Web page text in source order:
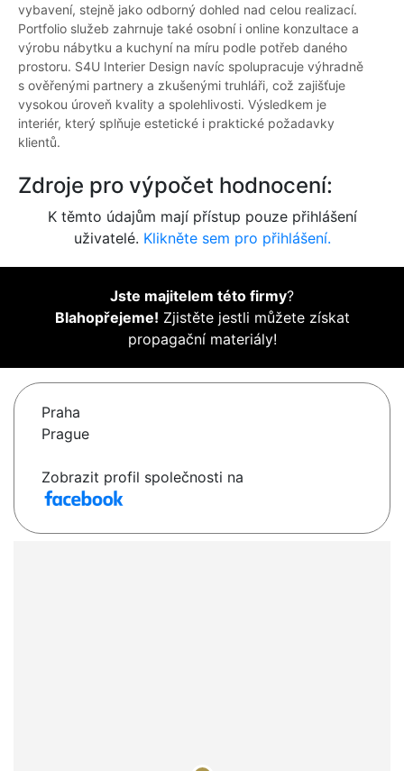
vybavení, stejně jako odborný dohled nad celou realizací.
Portfolio služeb zahrnuje také osobní i online konzultace a
výrobu nábytku a kuchyní na míru podle potřeb daného
prostoru. S4U Interier Design navíc spolupracuje výhradně
s ověřenými partnery a zkušenými truhláři, což zajišťuje
vysokou úroveň kvality a spolehlivosti. Výsledkem je
interiér, který splňuje estetické i praktické požadavky
klientů.
Zdroje pro výpočet hodnocení:
K těmto údajům mají přístup pouze přihlášení
uživatelé. Klikněte sem pro přihlášení.
Jste majitelem této firmy?
Blahopřejeme! Zjistěte jestli můžete získat
propagační materiály!
Praha
Prague
Zobrazit profil společnosti na